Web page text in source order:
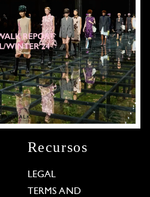
Recursos
LEGAL
TERMS AND